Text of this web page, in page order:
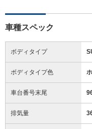
車種スペック
ボディタイプ
ボディタイプ色
車台番号末尾
排気量